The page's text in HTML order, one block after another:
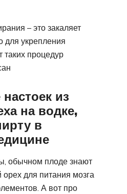
– это закаляет
укрепления
таких процедур
из
на водке,
в
обычном плоде знают
орех для питания мозга
А вот про